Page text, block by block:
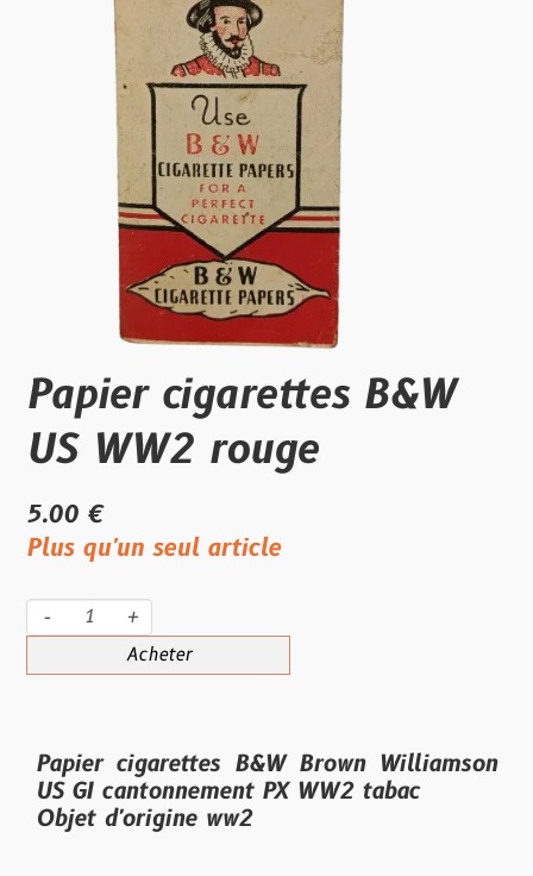
Papier cigarettes B&W
US WW2 rouge
5.00 €
Plus qu'un seul article
- +
Acheter
Papier cigarettes B&WBrown Williamson
US GI cantonnement PX WW2 tabac
Objet d'origine ww2